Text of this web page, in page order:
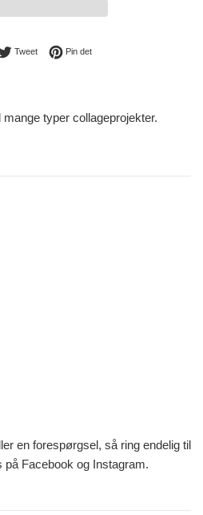
Facebook
TweetTweet på Twitter
Pin detPin på Pinterest
typer collageprojekter.
en forespørgsel, så ring endelig til
på Facebook og Instagram.